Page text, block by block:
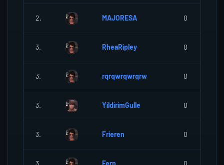
2. MAJORESA 0
3. RheaRipley 0
3. rqrqwrqwrqrw 0
3. YildirimGulle 0
3. Frieren 0
3. Fern 0